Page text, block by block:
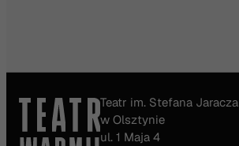
Teatr im. Stefana Jaracza
w Olsztynie
ul. 1 Maja 4